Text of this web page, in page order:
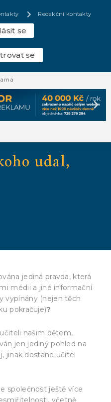
Redakční kontakty
se
se
udal,
jediná pravda, která
médii a jiné informační
vypínány (nejen těch
pokračuje)?
našim dětem,
jen jediný pohled na
jinak dostane učitel
společnost ještě více
včetně